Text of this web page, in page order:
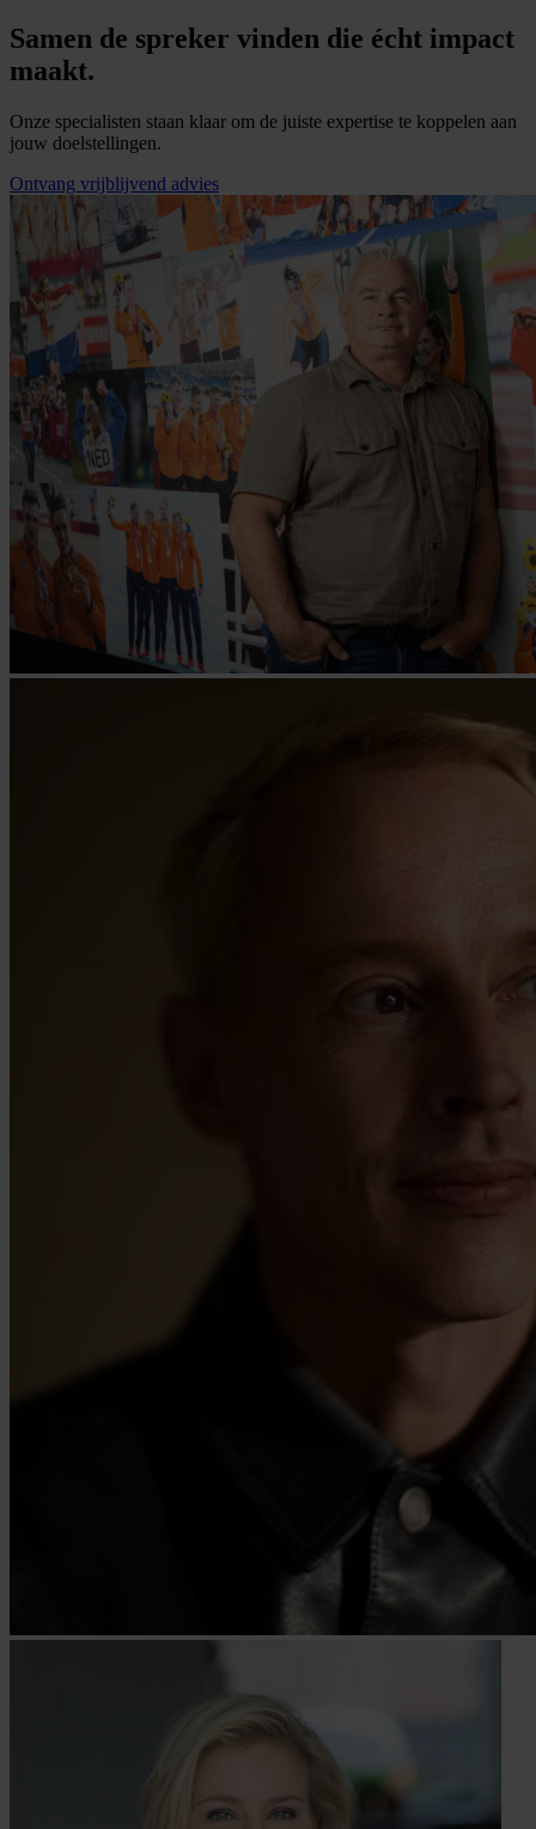
Samen de spreker vinden die écht impact
maakt.
Onze specialisten staan klaar om de juiste expertise te koppelen aan
jouw doelstellingen.
Ontvang vrijblijvend advies